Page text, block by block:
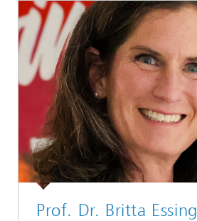
Prof. Dr. Britta Essing